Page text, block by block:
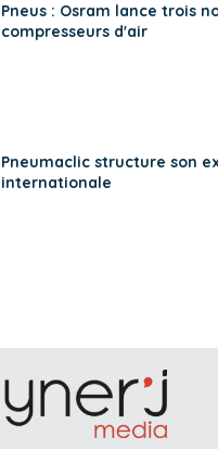
Pneus : Osram lance trois
compresseurs d'air
Pneumaclic structure son
internationale